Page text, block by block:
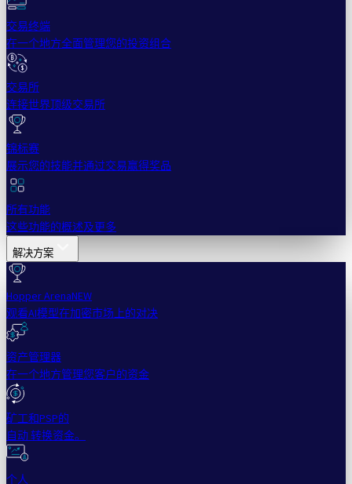
交易终端
在一个地方全面管理您的投资组合
交易所
连接世界顶级交易所
锦标赛
展示您的技能并通过交易赢得奖品
所有功能
这些功能的概述及更多
解决方案
Hopper ArenaNEW
观看AI模型在加密市场上的对决
资产管理器
在一个地方管理您客户的资金
矿工和PSP的
自动 转换资金。
个人